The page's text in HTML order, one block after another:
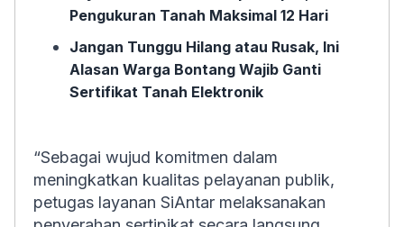
Pengukuran Tanah Maksimal 12 Hari
Jangan Tunggu Hilang atau Rusak, Ini
Alasan Warga Bontang Wajib Ganti
Sertifikat Tanah Elektronik
“Sebagai wujud komitmen dalam
meningkatkan kualitas pelayanan publik,
petugas layanan SiAntar melaksanakan